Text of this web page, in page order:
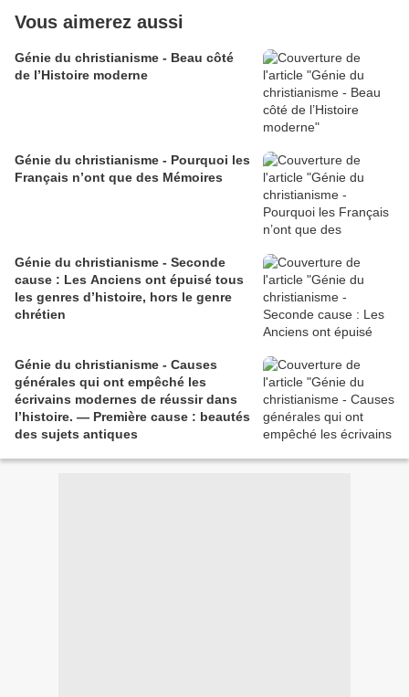
Vous aimerez aussi
Génie du christianisme - Beau côté
de l’Histoire moderne
Génie du christianisme - Pourquoi les
Français n’ont que des Mémoires
Génie du christianisme - Seconde
cause : Les Anciens ont épuisé tous
les genres d’histoire, hors le genre
chrétien
Génie du christianisme - Causes
générales qui ont empêché les
écrivains modernes de réussir dans
l’histoire. — Première cause : beautés
des sujets antiques